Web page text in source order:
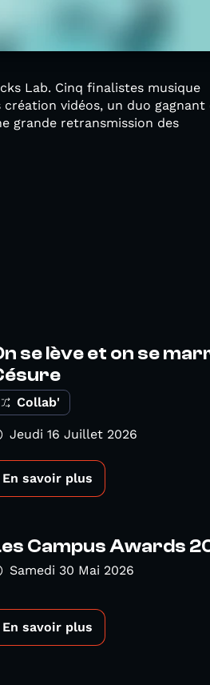
Lab. Cinq finalistes musique
vidéos, un duo gagnant
grande retransmission des
se lève et on se
Collab'
Jeudi 16 Juillet 2026
En savoir plus
Campus Awards
Samedi 30 Mai 2026
En savoir plus